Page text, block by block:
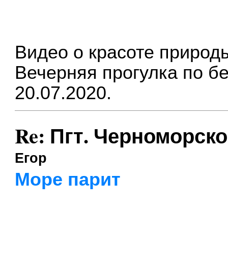
Видео о красоте
Вечерняя прогулка по
20.07.2020.
Re: Пгт.
Егор
Море парит